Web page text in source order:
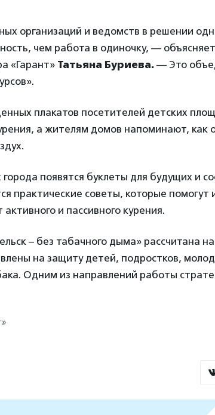
организаций и ведомств в решении
чем работа в одиночку, —
«Гарант» Татьяна Буриева. — Это
плакатов посетителей детских
а жителям домов напоминают, как
появятся буклеты для будущих и
практические советы, которые помогут
и пассивного курения.
– без табачного дыма» рассчитана
на защиту детей, подростков,
Одним из направлений работы